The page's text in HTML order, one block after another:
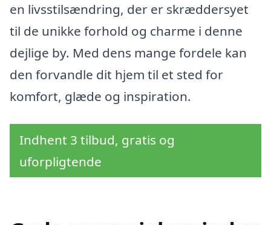
en livsstilsændring, der er skræddersyet
til de unikke forhold og charme i denne
dejlige by. Med dens mange fordele kan
den forvandle dit hjem til et sted for
komfort, glæde og inspiration.
Indhent 3 tilbud, gratis og
uforpligtende